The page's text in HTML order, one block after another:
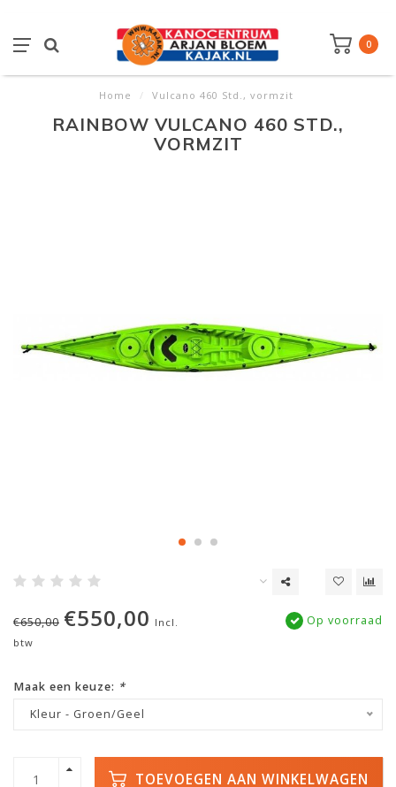
0
Home / Vulcano 460 Std., vormzit
RAINBOW VULCANO 460 STD.,
VORMZIT
€650,00 €550,00 Incl.
btw
Op voorraad
Maak een keuze: *
Kleur - Groen/Geel
TOEVOEGEN AAN WINKELWAGEN